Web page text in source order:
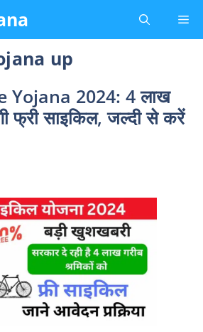
up
Yojana 2024: 4 लाख
फ्री साइकिल, जल्दी से करें